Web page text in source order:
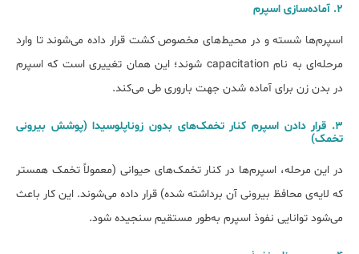
2. آماده‌سازی اسپرم
اسپرم‌ها شسته و در محیط‌های مخصوص کشت قرار داده می‌شوند تا وارد
مرحله‌ای به نام capacitation شوند؛ این همان تغییری است که اسپرم
در بدن زن برای آماده شدن جهت باروری طی می‌کند.
3. قرار دادن اسپرم کنار تخمک‌های بدون زوناپلوسیدا (پوشش بیرونی
تخمک)
در این مرحله، اسپرم‌ها در کنار تخمک‌های حیوانی (معمولاً تخمک همستر
که لایه‌ی محافظ بیرونی آن برداشته شده) قرار داده می‌شوند. این کار باعث
می‌شود توانایی نفوذ اسپرم به‌طور مستقیم سنجیده شود.